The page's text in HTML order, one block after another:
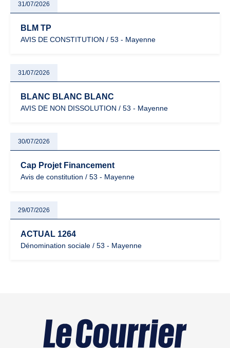
31/07/2026
BLM TP
AVIS DE CONSTITUTION / 53 - Mayenne
31/07/2026
BLANC BLANC BLANC
AVIS DE NON DISSOLUTION / 53 - Mayenne
30/07/2026
Cap Projet Financement
Avis de constitution / 53 - Mayenne
29/07/2026
ACTUAL 1264
Dénomination sociale / 53 - Mayenne